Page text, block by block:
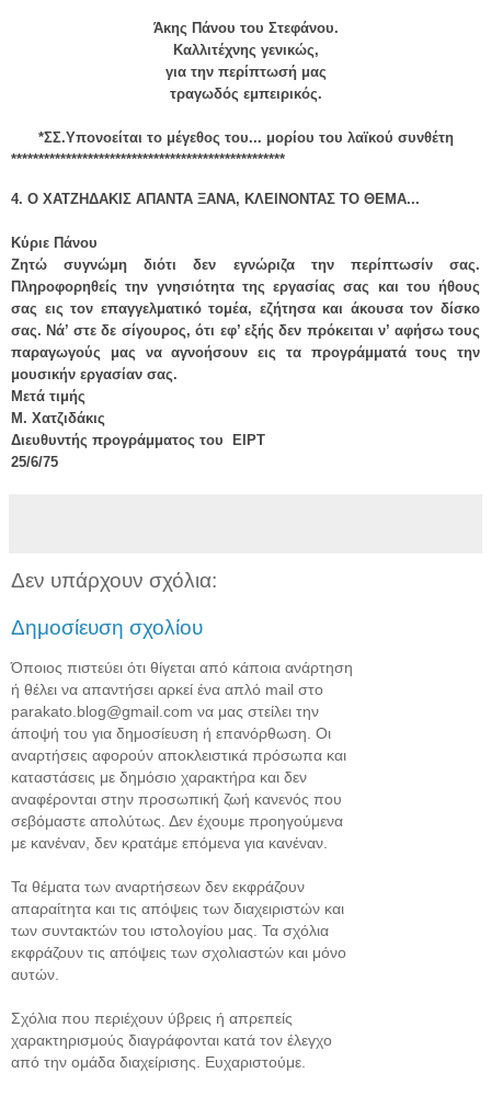
Άκης Πάνου του Στεφάνου.
Καλλιτέχνης γενικώς,
για την περίπτωσή μας
τραγωδός εμπειρικός.
*ΣΣ.Υπονοείται το μέγεθος του... μορίου του λαϊκού συνθέτη
**************************************************
4. Ο ΧΑΤΖΗΔΑΚΙΣ ΑΠΑΝΤΑ ΞΑΝΑ, ΚΛΕΙΝΟΝΤΑΣ ΤΟ ΘΕΜΑ...
Κύριε Πάνου
Ζητώ συγνώμη διότι δεν εγνώριζα την περίπτωσίν σας.
Πληροφορηθείς την γνησιότητα της εργασίας σας και του ήθους
σας εις τον επαγγελματικό τομέα, εζήτησα και άκουσα τον δίσκο
σας. Νά’ στε δε σίγουρος, ότι εφ’ εξής δεν πρόκειται ν’ αφήσω τους
παραγωγούς μας να αγνοήσουν εις τα προγράμματά τους την
μουσικήν εργασίαν σας.
Μετά τιμής
Μ. Χατζιδάκις
Διευθυντής προγράμματος του ΕΙΡΤ
25/6/75
Δεν υπάρχουν σχόλια:
Δημοσίευση σχολίου
Όποιος πιστεύει ότι θίγεται από κάποια ανάρτηση
ή θέλει να απαντήσει αρκεί ένα απλό mail στο
parakato.blog@gmail.com να μας στείλει την
άποψή του για δημοσίευση ή επανόρθωση. Οι
αναρτήσεις αφορούν αποκλειστικά πρόσωπα και
καταστάσεις με δημόσιο χαρακτήρα και δεν
αναφέρονται στην προσωπική ζωή κανενός που
σεβόμαστε απολύτως. Δεν έχουμε προηγούμενα
με κανέναν, δεν κρατάμε επόμενα για κανέναν.
Τα θέματα των αναρτήσεων δεν εκφράζουν
απαραίτητα και τις απόψεις των διαχειριστών και
των συντακτών του ιστολογίου μας. Τα σχόλια
εκφράζουν τις απόψεις των σχολιαστών και μόνο
αυτών.
Σχόλια που περιέχουν ύβρεις ή απρεπείς
χαρακτηρισμούς διαγράφονται κατά τον έλεγχο
από την ομάδα διαχείρισης. Ευχαριστούμε.